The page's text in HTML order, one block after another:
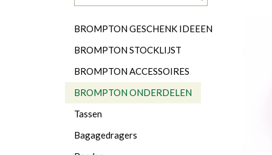
Categorieën
BROMPTON GESCHENK IDEEEN
BROMPTON STOCKLIJST
BROMPTON ACCESSOIRES
BROMPTON ONDERDELEN
Tassen
Bagagedragers